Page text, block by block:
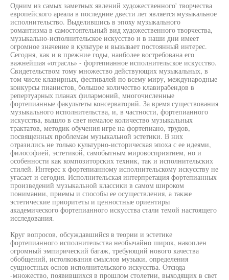
Одним из самых заметных явлений художественного' творчества
европейского ареала в последние двести лет является музыкальное
исполнительство. Выделившись в эпоху музыкального
романтизма в самостоятельный вид художественного творчества,
музыкально-исполнительское искусство и в наши дни имеет
огромное значение в культуре и вызывает постоянный интерес.
Сегодня, как и в прежние годы, наиболее востребована его
важнейшая «отрасль» - фортепианное исполнительское искусство.
Свидетельством тому множество действующих музыкальных, в
том числе клавирных, фестивалей по всему миру, международные
конкурсы пианистов, большое количество клавирабендов в
репертуарных планах филармоний, многочисленные
фортепианные факультеты консерваторий. За время существования
музыкального исполнительства, и, в частности, фортепианного
искусства, вышло в свет немалое количество музыкальных
трактатов, методик обучения игре на фортепиано, трудов,
посвященных проблемам музыкальной эстетики. В них
отразились не только культурно-историческая эпоха с ее идеями,
философией, эстетикой, самобытным мировосприятием, но и
особенности как композиторских техник, так и исполнительских
стилей. Интерес к фортепианному исполнительскому искусству не
угасает и сегодня. Исполнительская интерпретация фортепианных
произведений музыкальной классики в самом широком
понимании, приемы и способы ее осуществления, а также
эстетические приоритеты и ценностные ориентиры
академического фортепианного искусства стали темой настоящего
исследования.
Круг вопросов, обсуждавшийся в теории и эстетике
фортепианного исполнительства необычайно широк, накоплен
огромный эмпирический багаж, требующий нового качества
обобщений, истолкования смыслов музыки, определения
сущностных основ исполнительского искусства. Отсюда
-множество, появившихся в прошлом столетии, выходящих в свет